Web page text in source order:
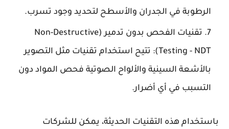
الرطوبة في الجدران والأسطح لتحديد وجود تسرب.
تقنيات الفحص بدون تدمير (Non-Destructive
Testing - NDT): تتيح استخدام تقنيات مثل التصوير
بالأشعة السينية والألواح الصوتية فحص المواد دون
التسبب في أي أضرار.
باستخدام هذه التقنيات الحديثة، يمكن للشركات